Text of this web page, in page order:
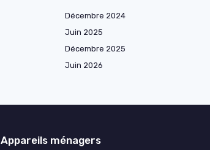
Décembre 2024
Juin 2025
Décembre 2025
Juin 2026
Appareils ménagers